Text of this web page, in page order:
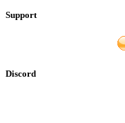
Support
Discord